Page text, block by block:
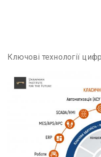
Ключові технології